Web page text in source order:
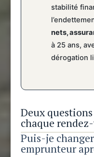
stabilité
nets,
à 25 ans,
dérogation
Deux
chaque
Puis-je changer
emprunteur